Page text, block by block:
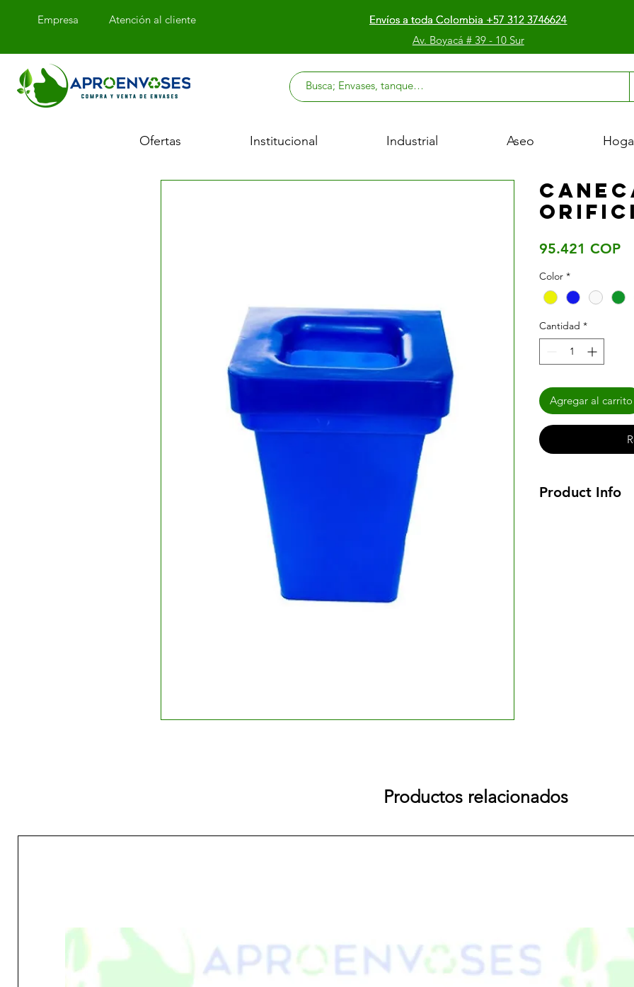
Empresa Atención al cliente Envíos a toda Colombia +57 312 3746624
Envíos a toda Colombia +57 312 3746624
Envíos a toda Colombia +57 312 3746624
Av. Boyacá # 39 - 10 Sur
Ofertas Institucional Industrial Aseo
95.421 COP
Color *
Cantidad *
Agregar al carrito
Product Info
Productos relacionados